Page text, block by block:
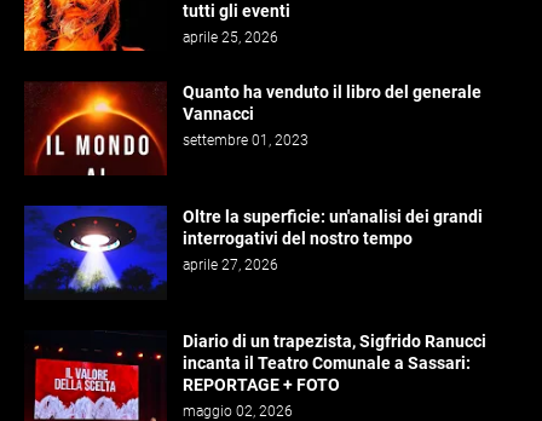
tutti gli eventi
aprile 25, 2026
Quanto ha venduto il libro del generale
Vannacci
settembre 01, 2023
Oltre la superficie: un'analisi dei grandi
interrogativi del nostro tempo
aprile 27, 2026
Diario di un trapezista, Sigfrido Ranucci
incanta il Teatro Comunale a Sassari:
REPORTAGE + FOTO
maggio 02, 2026